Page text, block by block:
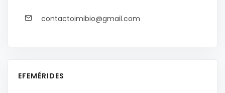
contactoimibio@gmail.com
EFEMÉRIDES